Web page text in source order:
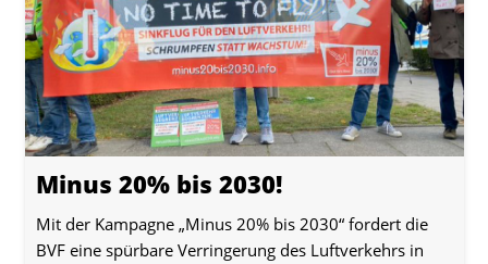
Minus 20% bis 2030!
Mit der Kampagne „Minus 20% bis 2030“ fordert die
BVF eine spürbare Verringerung des Luftverkehrs in